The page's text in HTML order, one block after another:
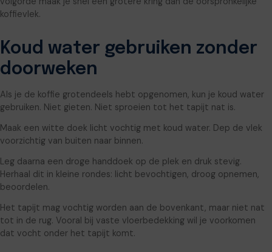
koffievlek.
Koud water gebruiken zonder
doorweken
Als je de koffie grotendeels hebt opgenomen, kun je koud water
gebruiken. Niet gieten. Niet sproeien tot het tapijt nat is.
Maak een witte doek licht vochtig met koud water. Dep de vlek
voorzichtig van buiten naar binnen.
Leg daarna een droge handdoek op de plek en druk stevig.
Herhaal dit in kleine rondes: licht bevochtigen, droog opnemen,
beoordelen.
Het tapijt mag vochtig worden aan de bovenkant, maar niet nat
tot in de rug. Vooral bij vaste vloerbedekking wil je voorkomen
dat vocht onder het tapijt komt.